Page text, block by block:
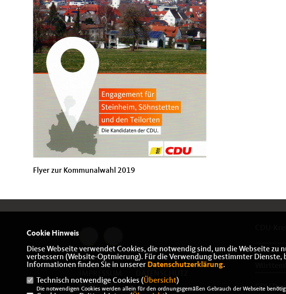
Flyer zur Kommunalwahl 2019
KONTAKT
CDU
CDU
Cookie Hinweis
Diese Webseite verwendet Cookies, die notwendig sind, um die Webseite
verbessern (Website-Optmierung). Für die Verwendung bestimmter
Informationen finden Sie in unserer Datenschutzerklärung.
Technisch notwendige Cookies (Übersicht)
Die notwendigen Cookies werden allein für den ordnungsgemäßen Gebrauch der Webseite